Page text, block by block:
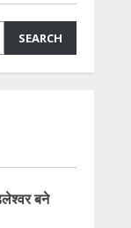
SEARCH
बने